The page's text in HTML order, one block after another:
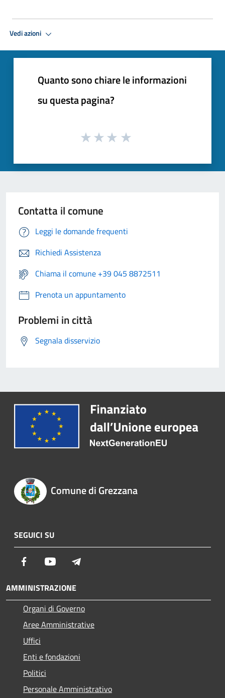
Vedi azioni
Quanto sono chiare le informazioni
su questa pagina?
Contatta il comune
Leggi le domande frequenti
Richiedi Assistenza
Chiama il comune +39 045 8872511
Prenota un appuntamento
Problemi in città
Segnala disservizio
Comune di Grezzana
SEGUICI SU
Facebook Youtube
AMMINISTRAZIONE
Organi di Governo
Aree Amministrative
Uffici
Enti e fondazioni
Politici
Personale Amministrativo